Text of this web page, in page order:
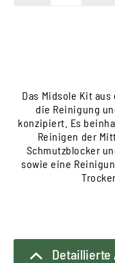
Das Midsole Kit aus
die Reinigung
konzipiert. Es
Reinigen der
Schmutzblocker
sowie eine
Detaillierte